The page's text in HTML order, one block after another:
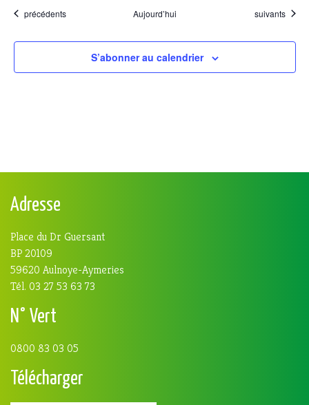
Évènements
précédents Aujourd’hui Évènements
suivants
S’abonner au calendrier
Adresse
Place du Dr Guersant
BP 20109
59620 Aulnoye-Aymeries
Tél. 03 27 53 63 73
N° Vert
0800 83 03 05
Télécharger